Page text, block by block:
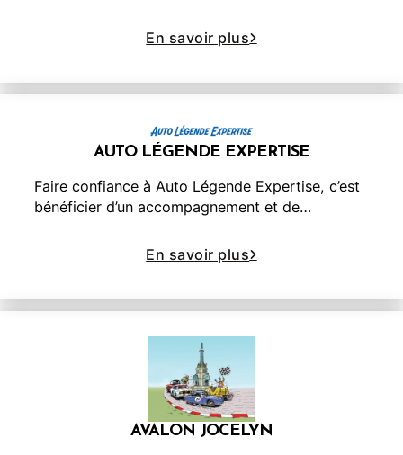
En savoir plus
AUTO LÉGENDE EXPERTISE
Faire confiance à Auto Légende Expertise, c’est
bénéficier d’un accompagnement et de…
En savoir plus
AVALON JOCELYN